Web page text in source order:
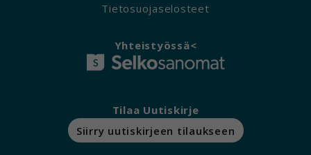
Tietosuojaselosteet
Yhteistyössä<
Tilaa Uutiskirje
Siirry uutiskirjeen tilaukseen